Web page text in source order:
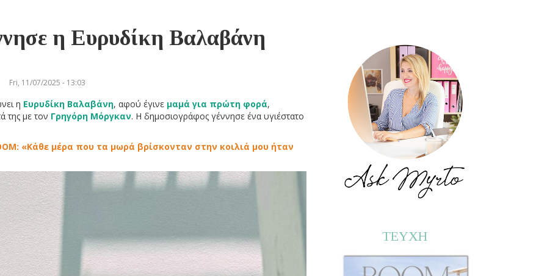
η Ευρυδίκη Βαλαβάνη
Fri, 11/07/2025 - 13:03
η Ευρυδίκη Βαλαβάνη, αφού έγινε μαμά για πρώτη φορά,
της με τον Γρηγόρη Μόργκαν. Η δημοσιογράφος γέννησε ένα υγιέστατο
«Κάθε μέρα που τα μωρά βρίσκονταν στην κοιλιά μου ήταν
ΤΕΥΧΗ